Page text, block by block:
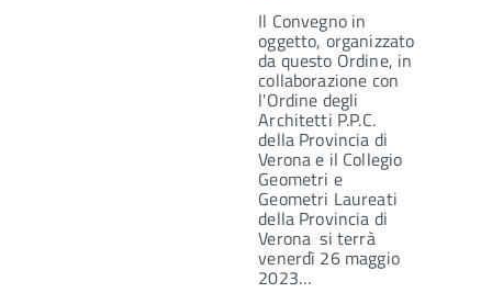
Il Convegno in
oggetto, organizzato
da questo Ordine, in
collaborazione con
l'Ordine degli
Architetti P.P.C.
della Provincia di
Verona e il Collegio
Geometri e
Geometri Laureati
della Provincia di
Verona si terrà
venerdì 26 maggio
2023…